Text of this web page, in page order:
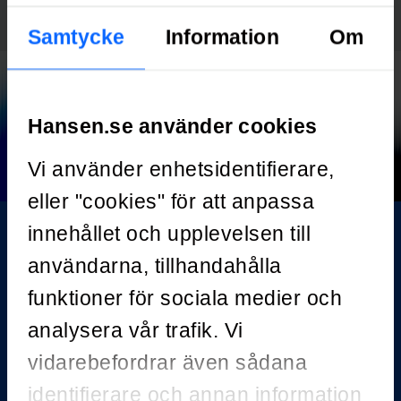
Samtycke Information Om
Hansen.se använder cookies
Vi använder enhetsidentifierare,
eller "cookies" för att anpassa
innehållet och upplevelsen till
användarna, tillhandahålla
funktioner för sociala medier och
analysera vår trafik. Vi
vidarebefordrar även sådana
identifierare och annan information
Redo för nya
upplevelser?